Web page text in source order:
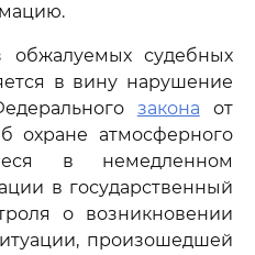
обжалуемых судебных
в вину нарушение
закона от
охране атмосферного
в немедленном
в государственный
о возникновении
произошедшей